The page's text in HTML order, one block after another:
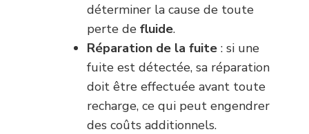
déterminer la cause de toute
perte de fluide.
Réparation de la fuite : si une
fuite est détectée, sa réparation
doit être effectuée avant toute
recharge, ce qui peut engendrer
des coûts additionnels.